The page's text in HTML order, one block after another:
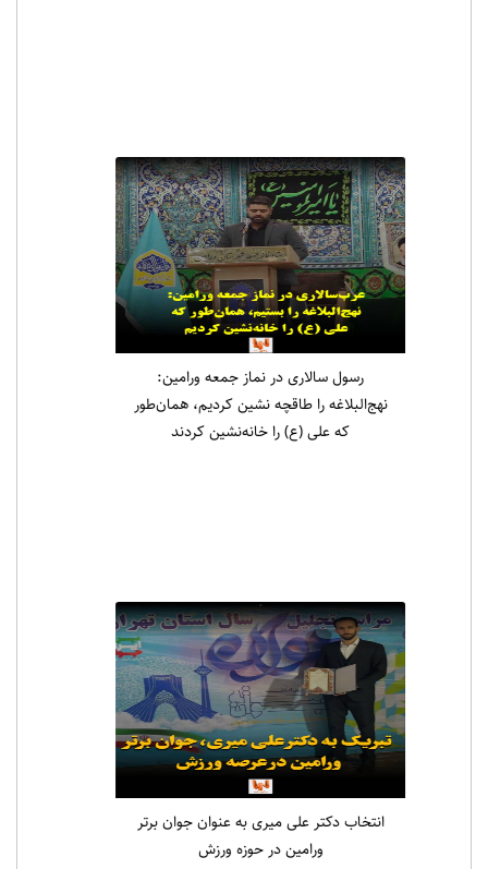
رسول سالاری در نماز جمعه ورامین:
نهج‌البلاغه را طاقچه نشین کردیم، همان‌طور
که علی (ع) را خانه‌نشین کردند
انتخاب دکتر علی میری به عنوان جوان برتر
ورامین در حوزه ورزش